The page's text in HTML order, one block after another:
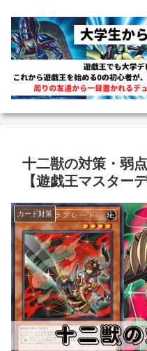
十二獣の対策・弱
【遊戯王マスター
カード対策